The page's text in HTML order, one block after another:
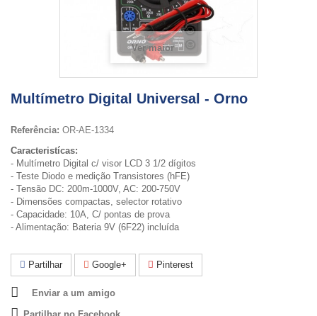
Ver maior
Multímetro Digital Universal - Orno
Referência: OR-AE-1334
Caracteristícas:
- Multímetro Digital c/ visor LCD 3 1/2 dígitos
- Teste Diodo e medição Transistores (hFE)
- Tensão DC: 200m-1000V, AC: 200-750V
- Dimensões compactas, selector rotativo
- Capacidade: 10A, C/ pontas de prova
- Alimentação: Bateria 9V (6F22) incluída
Partilhar Google+ Pinterest
Enviar a um amigo